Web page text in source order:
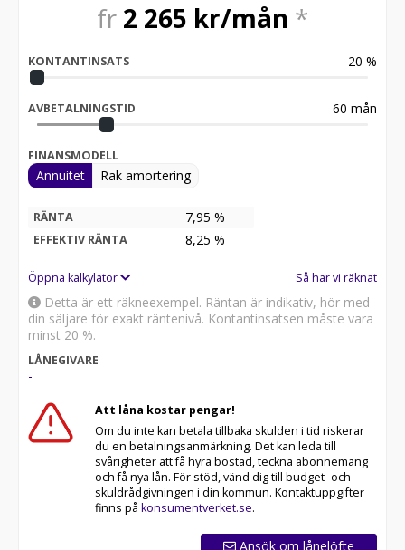
fr 2 265 kr/mån *
KONTANTINSATS 20 %
AVBETALNINGSTID 60 mån
FINANSMODELL
Annuitet Rak amortering
RÄNTA 7,95 %
EFFEKTIV RÄNTA 8,25 %
Öppna kalkylator Så har vi räknat
Detta är ett räkneexempel. Räntan är indikativ, hör med
din säljare för exakt räntenivå. Kontantinsatsen måste vara
minst 20 %.
LÅNEGIVARE
-
Att låna kostar pengar!
Om du inte kan betala tillbaka skulden i tid riskerar
du en betalningsanmärkning. Det kan leda till
svårigheter att få hyra bostad, teckna abonnemang
och få nya lån. För stöd, vänd dig till budget- och
skuldrådgivningen i din kommun. Kontaktuppgifter
finns på konsumentverket.se.
Ansök om lånelöfte